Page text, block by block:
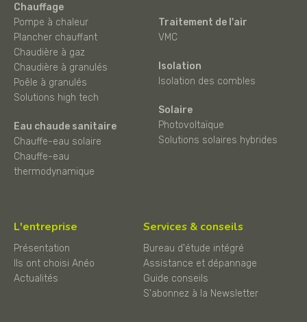
Chauffage
Pompe à chaleur
Plancher chauffant
Chaudière à gaz
Chaudière à granulés
Poêle à granulés
Solutions high tech
Eau chaude sanitaire
Chauffe-eau solaire
Chauffe-eau
thermodynamique
Traitement de l'air
VMC
Isolation
Isolation des combles
Solaire
Photovoltaïque
Solutions solaires hybrides
L'entreprise
Présentation
Ils ont choisi Anéo
Actualités
Services & conseils
Bureau d'étude intégré
Assistance et dépannage
Guide conseils
S'abonnez à la Newsletter